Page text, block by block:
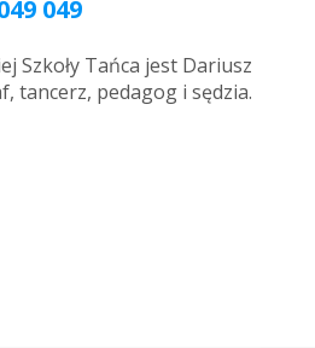
049
Szkoły Tańca jest Dariusz
tancerz, pedagog i sędzia.